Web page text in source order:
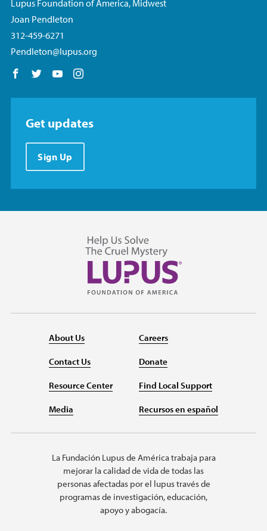
Lupus Foundation of America, Midwest
Joan Pendleton
312-459-6271
Pendleton@lupus.org
Follow us on Facebook
Follow us on Twitter
Follow us on YouTube
Get updates
Sign Up
About Us
Contact Us
Resource Center
Media
Careers
Donate
Find Local Support
Recursos en español
La Fundación Lupus de América trabaja para
mejorar la calidad de vida de todas las
personas afectadas por el lupus través de
programas de investigación, educación,
apoyo y abogacía.